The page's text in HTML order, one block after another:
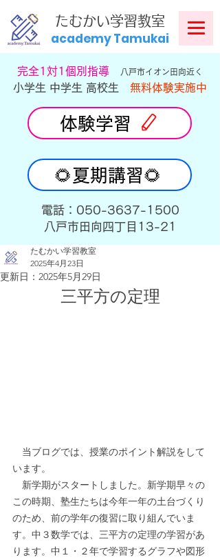
​たむかい学習教室
academy Tamukai
​完全1対1個別指導 八戸市イオン田向近く
小学生 中学生 高校生 無料体験実施中
体験学習
🌻夏期講習🌻
​電話：050-3637-1500
​八戸市田向四丁目13-21
たむかい学習教室
2025年4月23日
更新日： 2025年5月29日
三平方の定理
当ブログでは、授業のポイント解説をして
います。
新学期がスタートしました。新学期早々の
この時期、塾生たちは今年一年の土台づくり
のため、前の学年の復習に取り組んでいま
す。中３数学では、三平方の定理の学習があ
ります。中１・２年で学習するグラフや図形